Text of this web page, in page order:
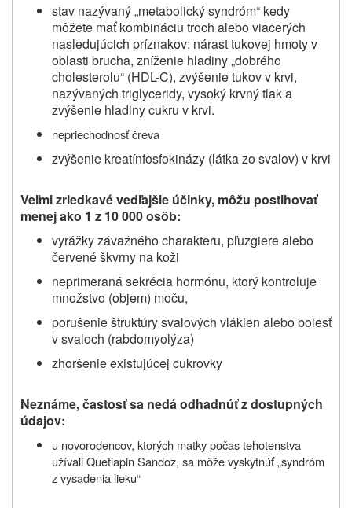
stav nazývaný „metabolický syndróm“ kedy
môžete mať kombináciu troch alebo viacerých
nasledujúcich príznakov: nárast tukovej hmoty v
oblasti brucha, zníženie hladiny „dobrého
cholesterolu“ (HDL-C), zvýšenie tukov v krvi,
nazývaných triglyceridy, vysoký krvný tlak a
zvýšenie hladiny cukru v krvi.
nepriechodnosť čreva
zvýšenie kreatínfosfokinázy (látka zo svalov) v krvi
Veľmi zriedkavé vedľajšie účinky, môžu postihovať
menej ako 1 z 10 000 osôb:
vyrážky závažného charakteru, pľuzgiere alebo
červené škvrny na koži
neprimeraná sekrécia hormónu, ktorý kontroluje
množstvo (objem) moču,
porušenie štruktúry svalových vlákien alebo bolesť
v svaloch (rabdomyolýza)
zhoršenie existujúcej cukrovky
Neznáme, častosť sa nedá odhadnúť z dostupných
údajov:
u novorodencov, ktorých matky počas tehotenstva
užívali Quetiapin Sandoz, sa môže vyskytnúť „syndróm
z vysadenia lieku“